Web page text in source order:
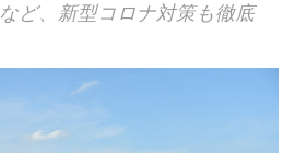
ど、新型コロナ対策も徹底